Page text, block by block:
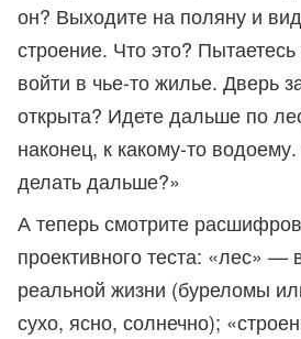
он? Выходите на поляну и
строение. Что это?
войти в чье-то жилье. Дверь
открыта? Идете дальше по
наконец, к какому-то
делать дальше?»
А теперь смотрите
проективного теста: «лес» —
реальной жизни (буреломы
сухо, ясно, солнечно);